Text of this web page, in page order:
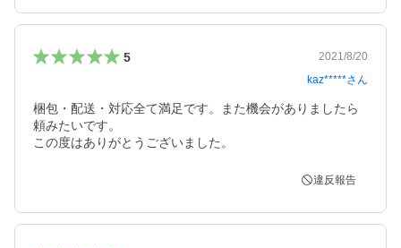
5
2021/8/20
kaz*****さん
梱包・配送・対応全て満足です。また機会がありましたら
頼みたいです。
違反報告